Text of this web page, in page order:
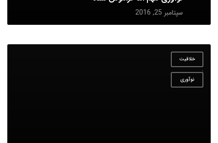
سپتامبر 25, 2016
خلاقیت
,
نوآوری